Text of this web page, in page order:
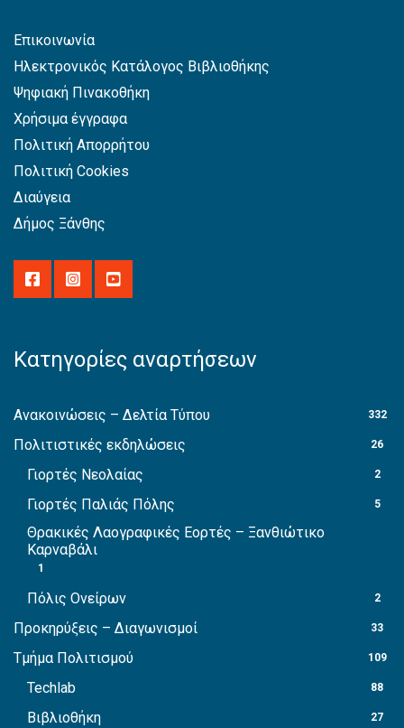
Επικοινωνία
Ηλεκτρονικός Κατάλογος Βιβλιοθήκης
Ψηφιακή Πινακοθήκη
Χρήσιμα έγγραφα
Πολιτική Απορρήτου
Πολιτική Cookies
Διαύγεια
Δήμος Ξάνθης
Κατηγορίες αναρτήσεων
Ανακοινώσεις – Δελτία Τύπου 332
Πολιτιστικές εκδηλώσεις 26
Γιορτές Νεολαίας 2
Γιορτές Παλιάς Πόλης 5
Θρακικές Λαογραφικές Εορτές – Ξανθιώτικο
Καρναβάλι
1
Πόλις Ονείρων 2
Προκηρύξεις – Διαγωνισμοί 33
Τμήμα Πολιτισμού 109
Techlab 88
Βιβλιοθήκη 27